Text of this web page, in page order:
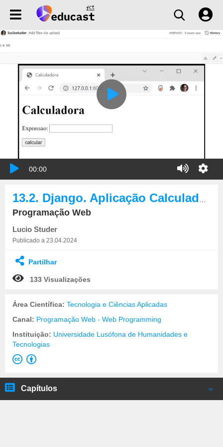
00:00
Programação Web
Lucio Studer
Publicado a 23.04.2024
Partilhar
133 Visualizações
Área Científica: Tecnologia e Ciências Aplicadas
Canal: Programação Web - Web Programming
Instituição: Universidade Lusófona de Humanidades e
Tecnologias
Capítulos